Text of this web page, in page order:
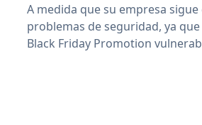
A medida que su empresa
problemas de seguridad, ya
Black Friday Promotion